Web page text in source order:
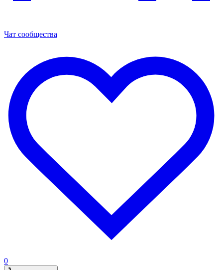
Чат сообщества
0